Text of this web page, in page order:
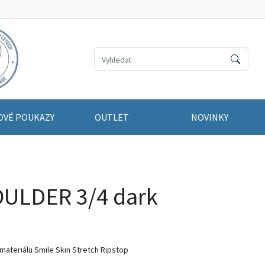
POUKAZY OUTLET NOVINKY
3/4 dark
Smile Skin Stretch Ripstop